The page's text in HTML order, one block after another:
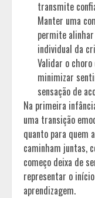
transmite
Manter uma
permite
individual da
Validar o choro
minimizar
sensação de
Na primeira
uma transição
quanto para quem
caminham juntas,
começo deixa de
representar o
aprendizagem.